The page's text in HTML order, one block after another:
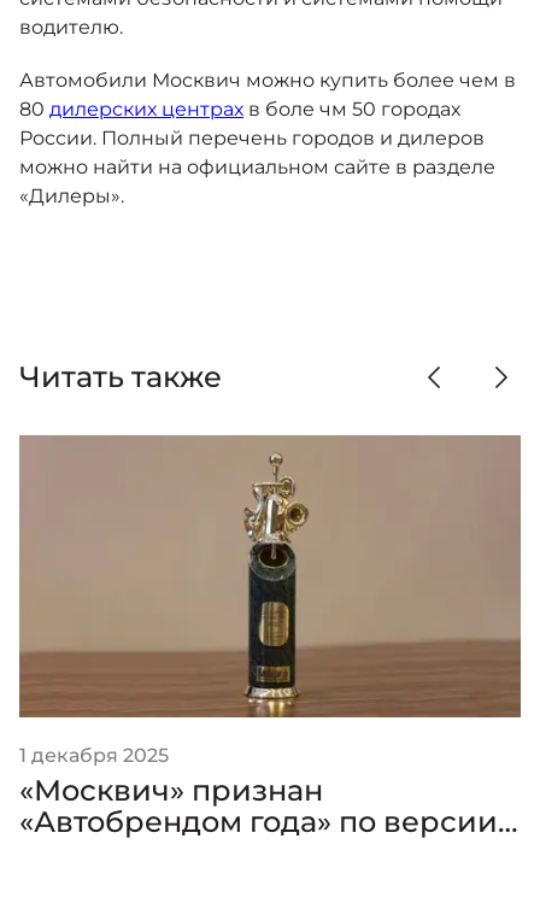
водителю.
Автомобили Москвич можно купить более чем в
80 дилерских центрах в боле чм 50 городах
России. Полный перечень городов и дилеров
можно найти на официальном сайте в разделе
«Дилеры».
Читать также
1 декабря 2025
«Москвич» признан
«Автобрендом года» по версии